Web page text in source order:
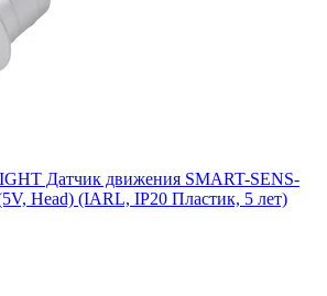
Датчик движения SMART-SENS-
Head) (IARL, IP20 Пластик, 5 лет)